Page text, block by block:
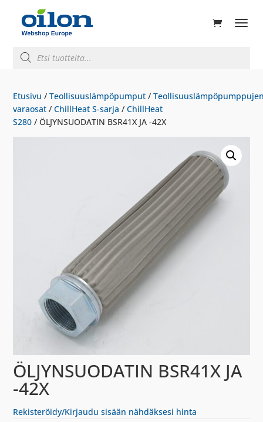
search
Etusivu /Teollisuuslämpöpumput /
varaosat /ChillHeat S-sarja /ChillHeat
S280 / ÖLJYNSUODATIN BSR41X JA -42X
ÖLJYNSUODATIN BSR41X JA
-42X
Rekisteröidy/Kirjaudu sisään nähdäksesi hinta